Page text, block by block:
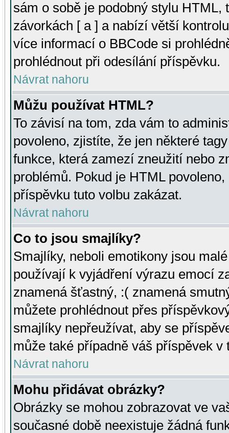
sám o sobě je podobný stylu HTML,
závorkách [ a ] a nabízí větší
více informací o BBCode si
prohlédnout při odesílání příspěvku.
Návrat nahoru
Můžu používat HTML?
To závisí na tom, zda vám to
povoleno, zjistíte, že jen některé
funkce, která zamezí zneužití nebo
problémů. Pokud je HTML
příspěvku tuto volbu zakázat.
Návrat nahoru
Co to jsou smajlíky?
Smajlíky, neboli emotikony jsou
používají k vyjádření výrazu emocí
znamená šťastný, :( znamená
můžete prohlédnout přes
smajlíky nepřeužívat, aby se
může také případně váš příspěvek v
Návrat nahoru
Mohu přidávat obrázky?
Obrázky se mohou zobrazovat ve
současné době neexistuje žádná